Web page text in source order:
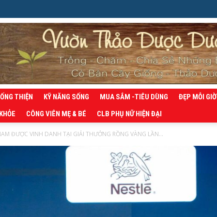
THIỆN KỸ NĂNG SỐNG MUA SẮM -TIÊU DÙNG
ĐẸP MỖI GIỜ
CÔNG VIÊN MẸ & BÉ CLB PHỤ NỮ HIỆN ĐẠI
ĐƯỢC VINH DANH TẠI GIẢI THƯỞNG RỒNG VÀNG LẦN...